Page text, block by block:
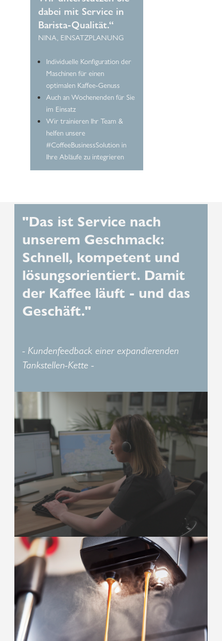
dabei mit Service in
Barista-Qualität.“
NINA, EINSATZPLANUNG
Individuelle Konfiguration der
Maschinen für einen
optimalen Kaffee-Genuss
Auch an Wochenenden für Sie
im Einsatz
Wir trainieren Ihr Team &
helfen unsere
#CoffeeBusinessSolution in
Ihre Abläufe zu integrieren
"Das ist Service nach
unserem Geschmack:
Schnell, kompetent und
lösungsorientiert. Damit
der Kaffee läuft - und das
Geschäft."
- Kundenfeedback einer expandierenden
Tankstellen-Kette -